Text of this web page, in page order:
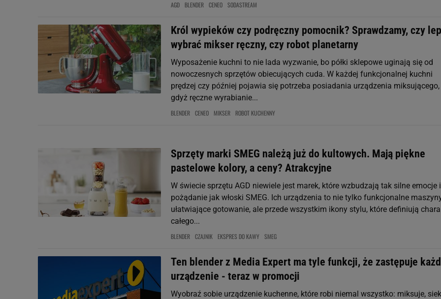
AGD BLENDER CENEO SODASTREAM
Król wypieków czy podręczny pomocnik? Sprawdzamy, czy
wybrać mikser ręczny, czy robot planetarny
Wyposażenie kuchni to nie lada wyzwanie, bo półki sklepowe uginają się od
nowoczesnych sprzętów obiecujących cuda. W każdej funkcjonalnej kuchni
prędzej czy później pojawia się potrzeba posiadania urządzenia miksującego,
gdyż ręczne wyrabianie...
BLENDER CENEO MIKSER ROBOT KUCHENNY
Sprzęty marki SMEG należą już do kultowych. Mają piękne
pastelowe kolory, a ceny? Atrakcyjne
W świecie sprzętu AGD niewiele jest marek, które wzbudzają tak silne emocje i
pożądanie jak włoski SMEG. Ich urządzenia to nie tylko funkcjonalne
ułatwiające gotowanie, ale przede wszystkim ikony stylu, które definiują
całego...
BLENDER CZAJNIK EKSPRES DO KAWY SMEG
Ten blender z Media Expert ma tyle funkcji, że zastępuje
urządzenie - teraz w promocji
Wyobraź sobie urządzenie kuchenne, które robi niemal wszystko: miksuje,